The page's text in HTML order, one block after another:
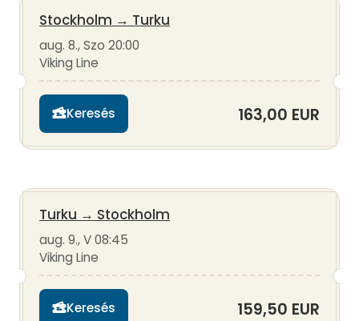
Stockholm → Turku
aug. 8., Szo 20:00
Viking Line
Keresés 163,00 EUR
Turku → Stockholm
aug. 9., V 08:45
Viking Line
Keresés 159,50 EUR